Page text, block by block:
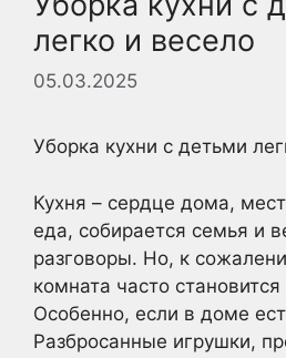
легко и весело
05.03.2025
Уборка кухни с детьми
Кухня – сердце дома,
еда, собирается семья и
разговоры. Но, к
комната часто
Особенно, если в доме
Разбросанные игрушки,